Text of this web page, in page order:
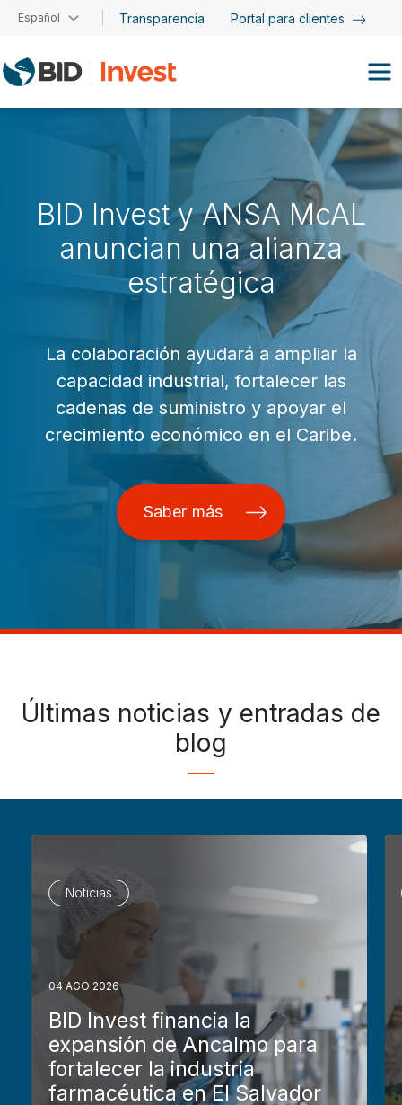
Pasar al contenido principal
Español Transparencia Portal para clientes
BID Invest y ANSA McAL
anuncian una alianza
estratégica
La colaboración ayudará a ampliar la
capacidad industrial, fortalecer las
cadenas de suministro y apoyar el
crecimiento económico en el Caribe.
Saber más
Últimas noticias y entradas de
blog
Noticias
04 AGO 2026
BID Invest financia la
expansión de Ancalmo para
fortalecer la industria
farmacéutica en El Salvador